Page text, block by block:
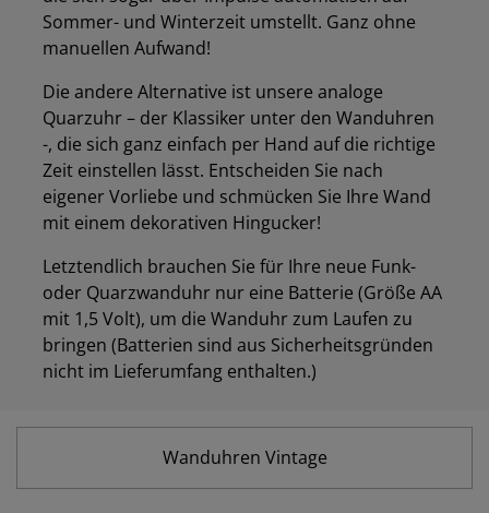
Sommer- und Winterzeit umstellt. Ganz ohne
manuellen Aufwand!
Die andere Alternative ist unsere analoge
Quarzuhr – der Klassiker unter den Wanduhren
-, die sich ganz einfach per Hand auf die richtige
Zeit einstellen lässt. Entscheiden Sie nach
eigener Vorliebe und schmücken Sie Ihre Wand
mit einem dekorativen Hingucker!
Letztendlich brauchen Sie für Ihre neue Funk-
oder Quarzwanduhr nur eine Batterie (Größe AA
mit 1,5 Volt), um die Wanduhr zum Laufen zu
bringen (Batterien sind aus Sicherheitsgründen
nicht im Lieferumfang enthalten.)
Wanduhren Vintage